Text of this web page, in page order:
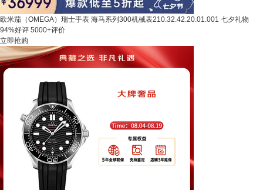
欧米茄（OMEGA）瑞士手表 海马系列300机械表210.32.42.20.01.001 七夕礼物
94%好评 5000+评价
立即抢购